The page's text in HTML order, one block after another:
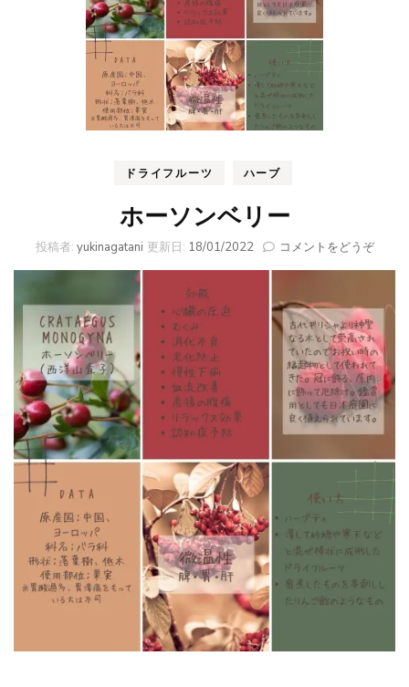
ドライフルーツ ハーブ
ホーソンベリー
投稿者: yukinagatani 更新日: 18/01/2022 コメントをどうぞ(ホ
ベ
リ
ー)